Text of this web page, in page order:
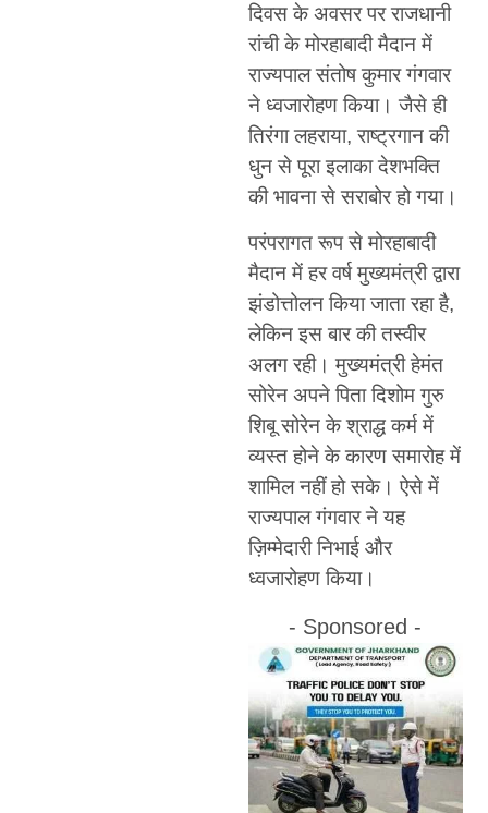
दिवस के अवसर पर राजधानी
रांची के मोरहाबादी मैदान में
राज्यपाल संतोष कुमार गंगवार
ने ध्वजारोहण किया। जैसे ही
तिरंगा लहराया, राष्ट्रगान की
धुन से पूरा इलाका देशभक्ति
की भावना से सराबोर हो गया।
परंपरागत रूप से मोरहाबादी
मैदान में हर वर्ष मुख्यमंत्री द्वारा
झंडोत्तोलन किया जाता रहा है,
लेकिन इस बार की तस्वीर
अलग रही। मुख्यमंत्री हेमंत
सोरेन अपने पिता दिशोम गुरु
शिबू सोरेन के श्राद्ध कर्म में
व्यस्त होने के कारण समारोह में
शामिल नहीं हो सके। ऐसे में
राज्यपाल गंगवार ने यह
ज़िम्मेदारी निभाई और
ध्वजारोहण किया।
- Sponsored -